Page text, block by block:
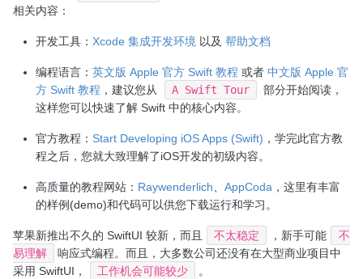
相关内容：
开发工具： Xcode 集成开发环境 以及 帮助文档
编程语言： 英文版 Apple 官方 Swift 教程 或者 中文版 Apple 官
方 Swift 教程 ，建议您从 A Swift Tour
部分开始阅读，
这样您可以快速了解 Swift 中的核心内容。
官方教程： Start Developing iOS Apps (Swift) ，学完此官方教
程之后，您就大致理解了iOS开发的初级内容。
高质量的教程网站： Raywenderlich AppCoda ，这里有丰富
的样例(demo)和代码可以供您下载运行和学习。
苹果新推出不久的 SwiftUI 较新，而且 不太稳定 ，新手可能
不
易理解
响应式编程。而且，大多数公司还没有在大型商业项目中
采用 SwiftUI，
工作机会可能较少 。